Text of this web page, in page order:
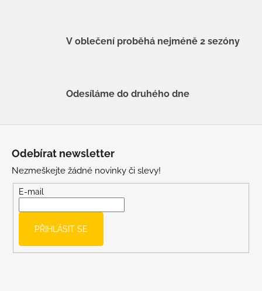
V oblečení proběhá nejméně 2 sezóny
Odesíláme do druhého dne
Odebírat newsletter
Nezmeškejte žádné novinky či slevy!
E-mail
PŘIHLÁSIT SE